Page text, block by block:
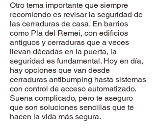
Otro tema importante que siempre
recomiendo es revisar la seguridad de
las cerraduras de casa. En barrios
como Pla del Remei, con edificios
antiguos y cerraduras que a veces
llevan décadas en la puerta, la
seguridad es fundamental. Hoy en día,
hay opciones que van desde
cerraduras antibumping hasta sistemas
con control de acceso automatizado.
Suena complicado, pero te aseguro
que son soluciones sencillas que te
hacen la vida más segura.